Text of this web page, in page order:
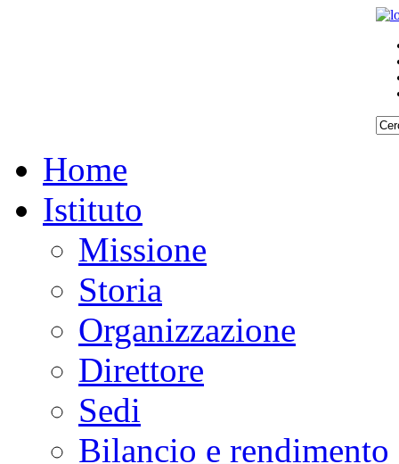
Home
Istituto
Missione
Storia
Organizzazione
Direttore
Sedi
Bilancio e rendimento